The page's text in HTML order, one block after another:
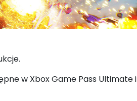
w Xbox Game Pass Ultimate i